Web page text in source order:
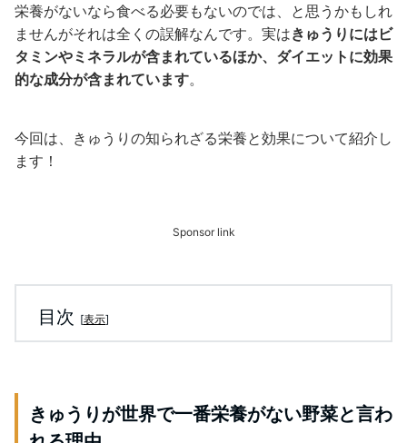
栄養がないなら食べる必要もないのでは、と思うかもしれ
ませんがそれは全くの誤解なんです。実はきゅうりにはビ
タミンやミネラルが含まれているほか、ダイエットに効果
的な成分が含まれています。
今回は、きゅうりの知られざる栄養と効果について紹介し
ます！
Sponsor link
目次 [表示]
きゅうりが世界で一番栄養がない野菜と言わ